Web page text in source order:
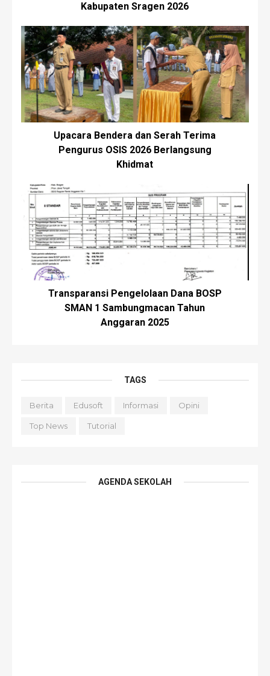
Kabupaten Sragen 2026
Upacara Bendera dan Serah Terima
Pengurus OSIS 2026 Berlangsung
Khidmat
Transparansi Pengelolaan Dana BOSP
SMAN 1 Sambungmacan Tahun
Anggaran 2025
TAGS
Berita Edusoft Informasi Opini
Top News Tutorial
AGENDA SEKOLAH